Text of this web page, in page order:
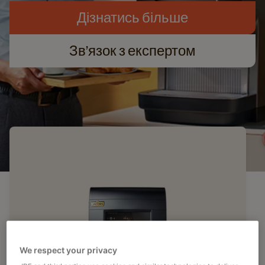
Дізнатись більше​
Зв’язок з експертом​
We respect your privacy